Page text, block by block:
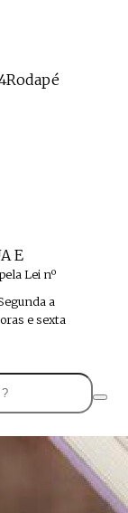
Rodapé
E
Lei nº
a
e sexta